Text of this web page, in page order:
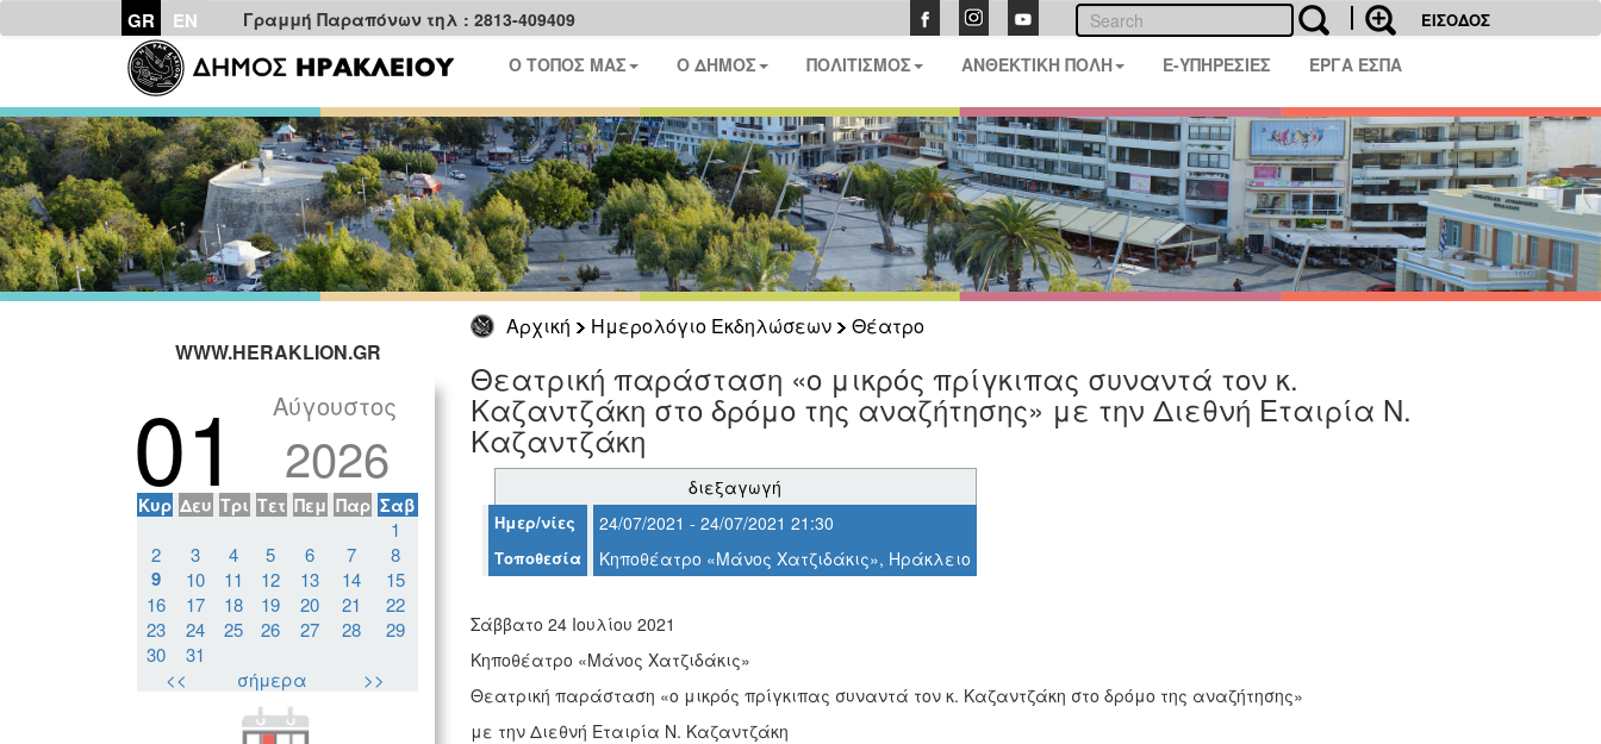
GR EN Γραμμή Παραπόνων τηλ : 2813-409409 ΕΙΣΟΔΟΣ
Ο ΤΟΠΟΣ ΜΑΣ Ο ΔΗΜΟΣ ΠΟΛΙΤΙΣΜΟΣ ΑΝΘΕΚΤΙΚΗ ΠΟΛΗ E-ΥΠΗΡΕΣΙΕΣ ΕΡΓΑ ΕΣΠΑ
Αρχική Ημερολόγιο Εκδηλώσεων
Θέατρο
WWW.HERAKLION.GR
01 Αύγουστος
2026
Κυρ Δευ Τρι Τετ Πεμ Παρ Σαβ
1
2
3 4 5 6 7 8
9 10 11 12 13 14
15
16
17 18 19 20 21
22
23
24 25 26 27 28
29
30
31
<<
σήμερα >>
Θεατρική παράσταση «ο μικρός πρίγκιπας συναντά τον κ.
Καζαντζάκη στο δρόμο της αναζήτησης» με την Διεθνή Εταιρία Ν.
Καζαντζάκη
διεξαγωγή
Ημερ/νίες 24/07/2021 - 24/07/2021 21:30
Τοποθεσία Κηποθέατρο «Μάνος Χατζιδάκις», Ηράκλειο
Σάββατο 24 Ιουλίου 2021
Κηποθέατρο «Μάνος Χατζιδάκις»
Θεατρική παράσταση «ο μικρός πρίγκιπας συναντά τον κ. Καζαντζάκη στο δρόμο της αναζήτησης»
με την Διεθνή Εταιρία Ν. Καζαντζάκη